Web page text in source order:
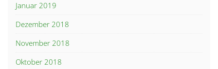
Januar 2019
Dezember 2018
November 2018
Oktober 2018